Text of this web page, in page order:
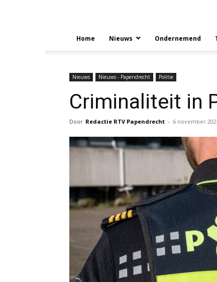
Home Nieuws Ondernemend
Nieuws Nieuws - Papendrecht Politie
Criminaliteit in
Door Redactie RTV Papendrecht - 6 november